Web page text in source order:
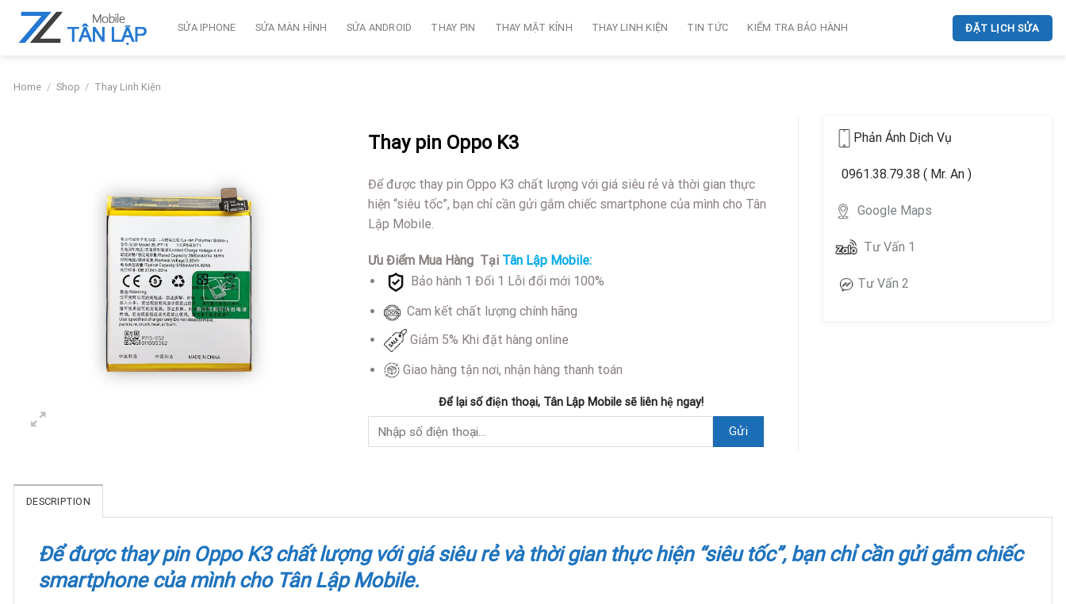
Skip
SỬA IPHONE SỬA MÀN HÌNH SỬA ANDROID THAY PIN THAY MẶT KÍNH THAY LINH KIỆN TIN TỨC KIỂM TRA BẢO HÀNH ĐẶT LỊCH SỬA
Home / Shop / Thay Linh Kiện
Thay pin Oppo K3
Để được thay pin Oppo K3 chất lượng với giá siêu rẻ và thời gian thực
hiện “siêu tốc”, bạn chỉ cần gửi gắm chiếc smartphone của mình cho Tân
Lập Mobile.
Ưu Điểm Mua Hàng Tại Tân Lập Mobile:
Bảo hành 1 Đổi 1 Lỗi đổi mới 100%
Cam kết chất lượng chính hãng
Giảm 5% Khi đặt hàng online
Giao hàng tận nơi, nhận hàng thanh toán
Để lại số điện thoại, Tân Lập Mobile sẽ liên hệ ngay!
Phản Ánh Dịch Vụ
0961.38.79.38 ( Mr. An )
Google Maps
Tư Vấn 1
Tư Vấn 2
DESCRIPTION
Để được thay pin Oppo K3 chất lượng với giá siêu rẻ và thời gian thực hiện “siêu tốc”, bạn chỉ cần gửi gắm chiếc
smartphone của mình cho Tân Lập Mobile.